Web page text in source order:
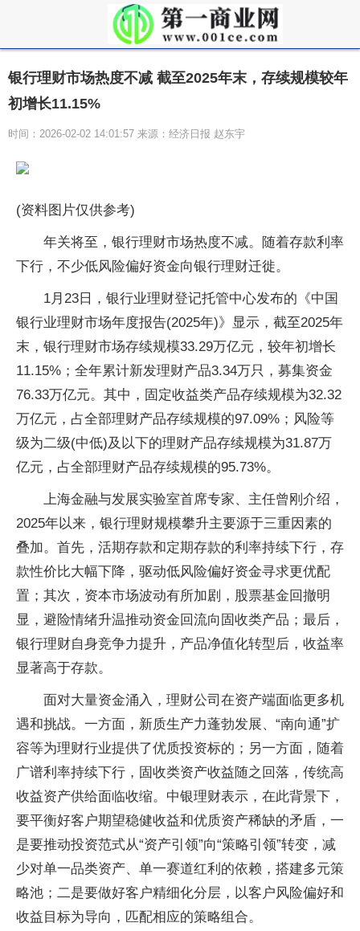
银行理财市场热度不减 截至2025年末，存续规模较年
初增长11.15%
时间：2026-02-02 14:01:57 来源：经济日报 赵东宇
(资料图片仅供参考)
年关将至，银行理财市场热度不减。随着存款利率
下行，不少低风险偏好资金向银行理财迁徙。
1月23日，银行业理财登记托管中心发布的《中国
银行业理财市场年度报告(2025年)》显示，截至2025年
末，银行理财市场存续规模33.29万亿元，较年初增长
11.15%；全年累计新发理财产品3.34万只，募集资金
76.33万亿元。其中，固定收益类产品存续规模为32.32
万亿元，占全部理财产品存续规模的97.09%；风险等
级为二级(中低)及以下的理财产品存续规模为31.87万
亿元，占全部理财产品存续规模的95.73%。
上海金融与发展实验室首席专家、主任曾刚介绍，
2025年以来，银行理财规模攀升主要源于三重因素的
叠加。首先，活期存款和定期存款的利率持续下行，存
款性价比大幅下降，驱动低风险偏好资金寻求更优配
置；其次，资本市场波动有所加剧，股票基金回撤明
显，避险情绪升温推动资金回流向固收类产品；最后，
银行理财自身竞争力提升，产品净值化转型后，收益率
显著高于存款。
面对大量资金涌入，理财公司在资产端面临更多机
遇和挑战。一方面，新质生产力蓬勃发展、“南向通”扩
容等为理财行业提供了优质投资标的；另一方面，随着
广谱利率持续下行，固收类资产收益随之回落，传统高
收益资产供给面临收缩。中银理财表示，在此背景下，
要平衡好客户期望稳健收益和优质资产稀缺的矛盾，一
是要推动投资范式从“资产引领”向“策略引领”转变，减
少对单一品类资产、单一赛道红利的依赖，搭建多元策
略池；二是要做好客户精细化分层，以客户风险偏好和
收益目标为导向，匹配相应的策略组合。